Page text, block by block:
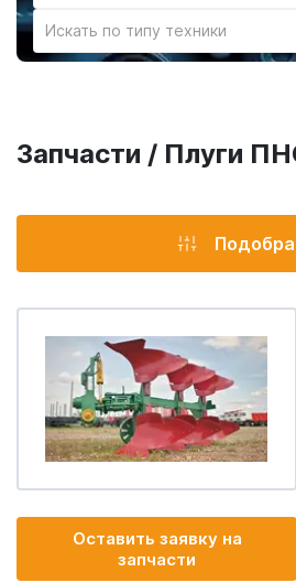
Искать по типу техники
Запчасти / Плуги
Оставить заявку на
запчасти